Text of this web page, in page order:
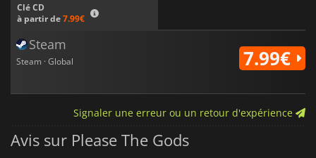
Clé CD
à partir de7.99€
Steam
Steam · Global 7.99€
Signaler une erreur ou un retour d'expérience
Avis sur Please The Gods